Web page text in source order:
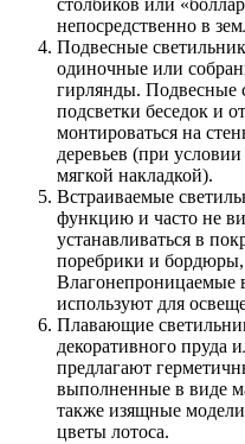
столбиков или
непосредственно в
Подвесные
одиночные или
гирлянды. Подвесные
подсветки беседок и
монтироваться на
деревьев (при
мягкой накладкой).
Встраиваемые
функцию и часто не
устанавливаться в
поребрики и
Влагонепроницаемые
используют для
Плавающие
декоративного пруда
предлагают
выполненные в виде
также изящные
цветы лотоса.